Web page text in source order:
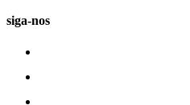
siga-nos